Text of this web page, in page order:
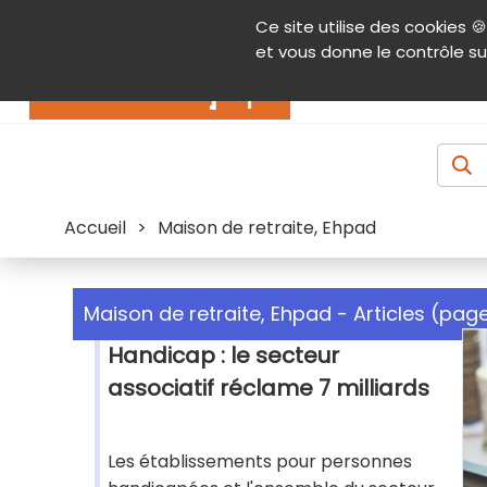
Ce site utilise des cookies 🍪
et vous donne le contrôle
Contenu Aide et accessibilité Menu
Accueil > Maison de retraite, Ehpad
Maison de retraite, Ehpad - Articles
Handicap : le secteur
associatif réclame 7 milliards
Les établissements pour personnes